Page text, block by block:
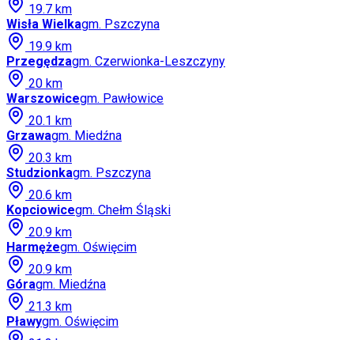
19.7 km
Wisła Wielkagm. Pszczyna
19.9 km
Przegędzagm. Czerwionka-Leszczyny
20 km
Warszowicegm. Pawłowice
20.1 km
Grzawagm. Miedźna
20.3 km
Studzionkagm. Pszczyna
20.6 km
Kopciowicegm. Chełm Śląski
20.9 km
Harmężegm. Oświęcim
20.9 km
Góragm. Miedźna
21.3 km
Pławygm. Oświęcim